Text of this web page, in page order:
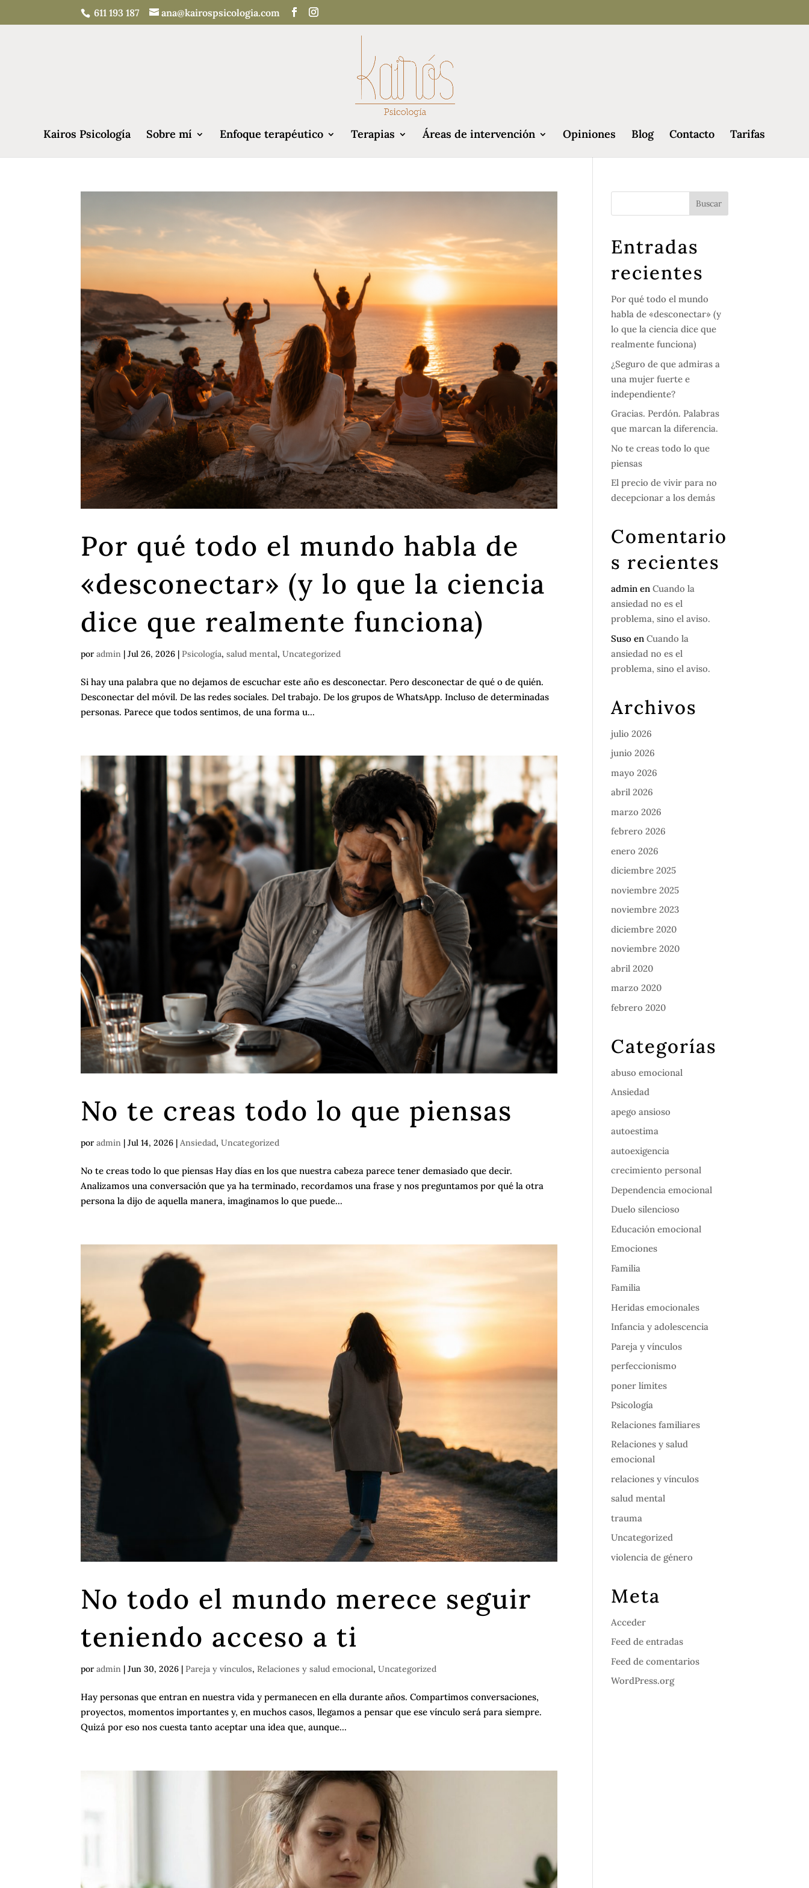
611 193 187 ana@kairospsicologia.com
Kairos Psicología Sobre mí Enfoque terapéutico Terapias Áreas de intervención Opiniones Blog Contacto Tarifas
Por qué todo el mundo habla de
«desconectar» (y lo que la ciencia
dice que realmente funciona)
poradmin |Jul 26, 2026 |Psicología,salud mental,Uncategorized
Si hay una palabra que no dejamos de escuchar este año es desconectar. Pero desconectar de qué o de quién.
Desconectar del móvil. De las redes sociales. Del trabajo. De los grupos de WhatsApp. Incluso de determinadas
personas. Parece que todos sentimos, de una forma u...
No te creas todo lo que piensas
poradmin |Jul 14, 2026 |Ansiedad,Uncategorized
No te creas todo lo que piensas Hay días en los que nuestra cabeza parece tener demasiado que decir.
Analizamos una conversación que ya ha terminado, recordamos una frase y nos preguntamos por qué la otra
persona la dijo de aquella manera, imaginamos lo que puede...
No todo el mundo merece seguir
teniendo acceso a ti
poradmin |Jun 30, 2026 |Pareja y vínculos,Relaciones y salud emocional,Uncategorized
Hay personas que entran en nuestra vida y permanecen en ella durante años. Compartimos conversaciones,
proyectos, momentos importantes y, en muchos casos, llegamos a pensar que ese vínculo será para siempre.
Quizá por eso nos cuesta tanto aceptar una idea que, aunque...
Entradas
recientes
Por qué todo el mundo
habla de «desconectar» (y
lo que la ciencia dice que
realmente funciona)
¿Seguro de que admiras a
una mujer fuerte e
independiente?
Gracias. Perdón. Palabras
que marcan la diferencia.
No te creas todo lo que
piensas
El precio de vivir para no
decepcionar a los demás
Comentario
s recientes
admin enCuando la
ansiedad no es el
problema, sino el aviso.
Suso enCuando la
ansiedad no es el
problema, sino el aviso.
Archivos
julio 2026
junio 2026
mayo 2026
abril 2026
marzo 2026
febrero 2026
enero 2026
diciembre 2025
noviembre 2025
noviembre 2023
diciembre 2020
noviembre 2020
abril 2020
marzo 2020
febrero 2020
Categorías
abuso emocional
Ansiedad
apego ansioso
autoestima
autoexigencia
crecimiento personal
Dependencia emocional
Duelo silencioso
Educación emocional
Emociones
Familia
Familia
Heridas emocionales
Infancia y adolescencia
Pareja y vínculos
perfeccionismo
poner límites
Psicología
Relaciones familiares
Relaciones y salud
emocional
relaciones y vínculos
salud mental
trauma
Uncategorized
violencia de género
Meta
Acceder
Feed de entradas
Feed de comentarios
WordPress.org